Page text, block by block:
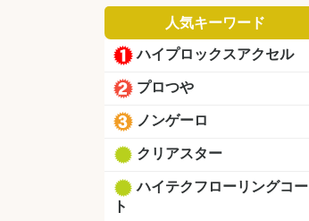
人気キーワード
ハイプロックスアクセル
プロつや
ノンゲーロ
クリアスター
ハイテクフローリングコー
ト